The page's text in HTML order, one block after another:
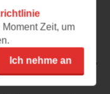
und wenig
wirkte auf
wie ein
ein Weglaufen vor
Bruch schmerzhaft,
Zeit, um
Ich nehme an